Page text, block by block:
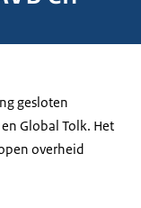
gesloten
Global Tolk. Het
overheid